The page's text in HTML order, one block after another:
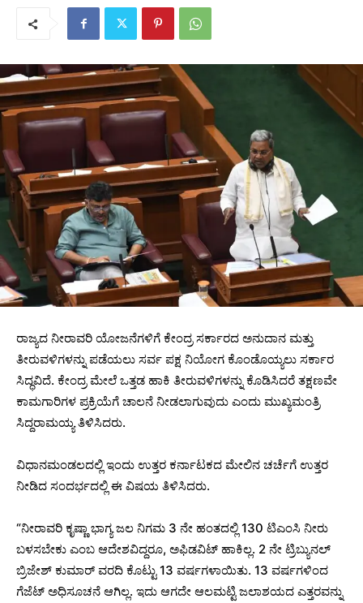
ರಾಜ್ಯದ ನೀರಾವರಿ ಯೋಜನೆಗಳಿಗೆ ಕೇಂದ್ರ ಸರ್ಕಾರದ ಅನುದಾನ ಮತ್ತು
ತೀರುವಳಿಗಳನ್ನು ಪಡೆಯಲು ಸರ್ವ ಪಕ್ಷ ನಿಯೋಗ ಕೊಂಡೊಯ್ಯಲು ಸರ್ಕಾರ
ಸಿದ್ಧವಿದೆ. ಕೇಂದ್ರ ಮೇಲೆ ಒತ್ತಡ ಹಾಕಿ ತೀರುವಳಿಗಳನ್ನು ಕೊಡಿಸಿದರೆ ತಕ್ಷಣವೇ
ಕಾಮಗಾರಿಗಳ ಪ್ರಕ್ರಿಯೆಗೆ ಚಾಲನೆ ನೀಡಲಾಗುವುದು ಎಂದು ಮುಖ್ಯಮಂತ್ರಿ
ಸಿದ್ದರಾಮಯ್ಯ ತಿಳಿಸಿದರು.
ವಿಧಾನಮಂಡಲದಲ್ಲಿ ಇಂದು ಉತ್ತರ ಕರ್ನಾಟಕದ ಮೇಲಿನ ಚರ್ಚೆಗೆ ಉತ್ತರ
ನೀಡಿದ ಸಂದರ್ಭದಲ್ಲಿ ಈ ವಿಷಯ ತಿಳಿಸಿದರು.
“ನೀರಾವರಿ ಕೃಷ್ಣಾ ಭಾಗ್ಯ ಜಲ ನಿಗಮ 3 ನೇ ಹಂತದಲ್ಲಿ 130 ಟಿಎಂಸಿ ನೀರು
ಬಳಸಬೇಕು ಎಂಬ ಆದೇಶವಿದ್ದರೂ, ಅಫಿಡವಿಟ್ ಹಾಕಿಲ್ಲ. 2 ನೇ ಟ್ರಿಬ್ಯುನಲ್
ಬ್ರಿಜೇಶ್ ಕುಮಾರ್ ವರದಿ ಕೊಟ್ಟು 13 ವರ್ಷಗಳಾಯಿತು. 13 ವರ್ಷಗಳಿಂದ
ಗೆಜೆಟ್ ಅಧಿಸೂಚನೆ ಆಗಿಲ್ಲ. ಇದು ಆಗದೇ ಆಲಮಟ್ಟಿ ಜಲಾಶಯದ ಎತ್ತರವನ್ನು